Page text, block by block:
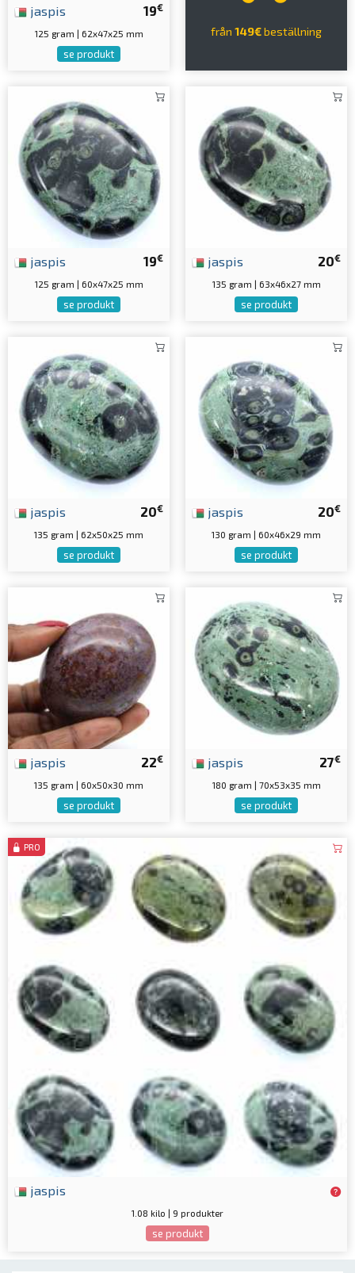
19€
jaspis
125 gram | 62x47x25 mm
se produkt
från 149€beställning
19€
jaspis
125 gram | 60x47x25 mm
se produkt
20€
jaspis
135 gram | 63x46x27 mm
se produkt
20€
jaspis
135 gram | 62x50x25 mm
se produkt
20€
jaspis
130 gram | 60x46x29 mm
se produkt
22€
jaspis
135 gram | 60x50x30 mm
se produkt
27€
jaspis
180 gram | 70x53x35 mm
se produkt
PRO
jaspis
1.08 kilo | 9 produkter
se produkt